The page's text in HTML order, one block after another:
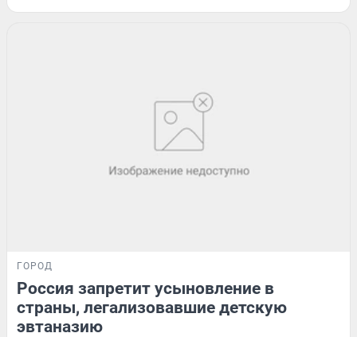
ГОРОД
Россия запретит усыновление в
страны, легализовавшие детскую
эвтаназию